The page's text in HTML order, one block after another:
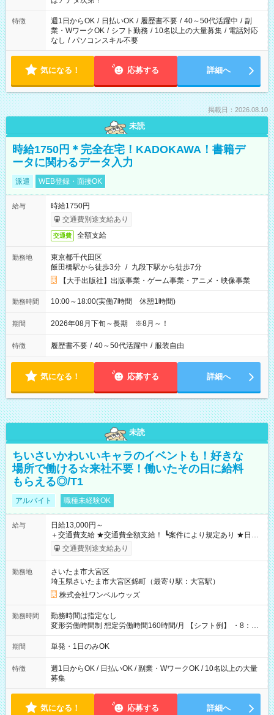
特徴 週1日からOK / 日払いOK / 履歴書不要 / 40～50代活躍中 / 副
業・WワークOK / シフト勤務 / 10名以上の大量募集 / 電話対応
なし / パソコンスキル不要
気になる！ 応募する 詳細へ
掲載日：2026.08.10
未読
時給1750円＊完全在宅！KADOKAWA！書籍デ
ータに関わるデータ入力
派遣 WEB登録・面接OK
給与
時給1750円
交通費別途支給あり
交通費 全額支給
勤務地
東京都千代田区
飯田橋駅から徒歩3分 / 九段下駅から徒歩7分
【大手出版社】出版事業・ゲーム事業・アニメ・映像事業
勤務時間 10:00～18:00(実働7時間 休憩1時間)
期間 2026年08月下旬～長期 ※8月～！
特徴 履歴書不要 / 40～50代活躍中 / 服装自由
気になる！ 応募する 詳細へ
未読
ちいさいかわいいキャラのイベントも！好きな
場所で働ける☆来社不要！働いたその日に給料
もらえる◎/T1
アルバイト 職種未経験OK
給与
日給13,000円～
＋交通費支給 ★交通費全額支給！ ┗案件により規定あり ★日払
いOK！（規定あり） ┗働いたその日に現金GET♪ お仕事後はコ
ンビニATMから 日払い分を引き落とせます！ 【試用期間】試
交通費別途支給あり
勤務地
さいたま市大宮区
埼玉県さいたま市大宮区錦町（最寄り駅：大宮駅）
株式会社ワンベルウッズ
勤務時間
勤務時間は指定なし
変形労働時間制 想定労働時間160時間/月 【シフト例】 ・8：00
～21：00
期間 単発・1日のみOK
特徴
週1日からOK / 日払いOK / 副業・WワークOK / 10名以上の大量
募集
気になる！ 応募する 詳細へ